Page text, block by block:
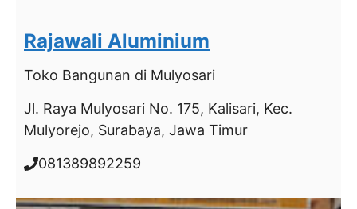
Rajawali Aluminium
Toko Bangunan di Mulyosari
Jl. Raya Mulyosari No. 175, Kalisari, Kec.
Mulyorejo, Surabaya, Jawa Timur
081389892259